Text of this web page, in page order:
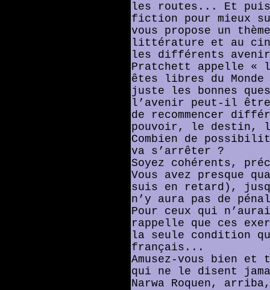
les routes... Et
fiction pour mieux
vous propose un
littérature et au
les différents
Pratchett appelle «
êtes libres du
juste les bonnes
l’avenir peut-il
de recommencer
pouvoir, le destin,
Combien de
va s’arrêter ?
Soyez cohérents,
Vous avez presque
suis en retard),
n’y aura pas de
Pour ceux qui
rappelle que ces
la seule condition
français...
Amusez-vous bien et
qui ne le disent
Narwa Roquen,